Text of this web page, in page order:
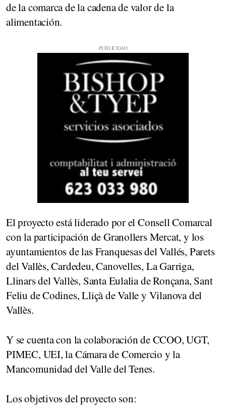
de la comarca de la cadena de valor de la
alimentación.
El proyecto está liderado por el Consell Comarcal
con la participación de Granollers Mercat, y los
ayuntamientos de las Franquesas del Vallés, Parets
del Vallès, Cardedeu, Canovelles, La Garriga,
Llinars del Vallès, Santa Eulalia de Ronçana, Sant
Feliu de Codines, Lliçà de Valle y Vilanova del
Vallès.
Y se cuenta con la colaboración de CCOO, UGT,
PIMEC, UEI, la Cámara de Comercio y la
Mancomunidad del Valle del Tenes.
Los objetivos del proyecto son: